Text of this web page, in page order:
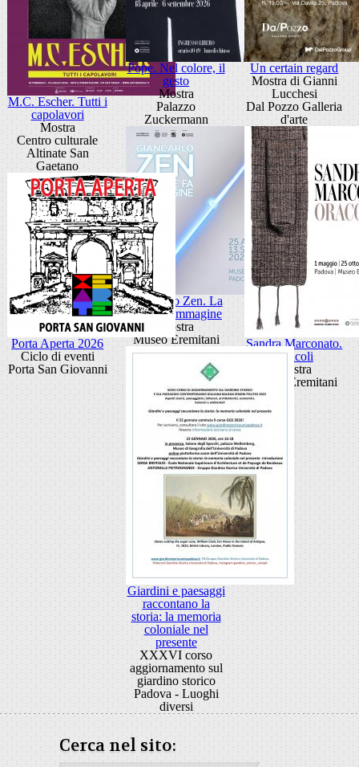
M.C. Escher. Tutti i
capolavori
Mostra
Centro culturale
Altinate San
Gaetano
Pope. Nel colore, il
gesto
Mostra
Palazzo
Zuckermann
Un certain regard
Mostra di Gianni
Lucchesi
Dal Pozzo Galleria
d'arte
Giancarlo Zen. La
luce fa l'immagine
Mostra
Museo Eremitani
Sandra Marconato.
Oracoli
Mostra
Museo Eremitani
Porta Aperta 2026
Ciclo di eventi
Porta San Giovanni
Giardini e paesaggi
raccontano la
storia: la memoria
coloniale nel
presente
XXXVI corso
aggiornamento sul
giardino storico
Padova - Luoghi
diversi
Cerca nel sito: